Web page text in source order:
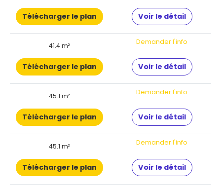
Télécharger le plan Voir le détail
41.4 m² Demander l'info
Télécharger le plan Voir le détail
45.1 m² Demander l'info
Télécharger le plan Voir le détail
45.1 m² Demander l'info
Télécharger le plan Voir le détail